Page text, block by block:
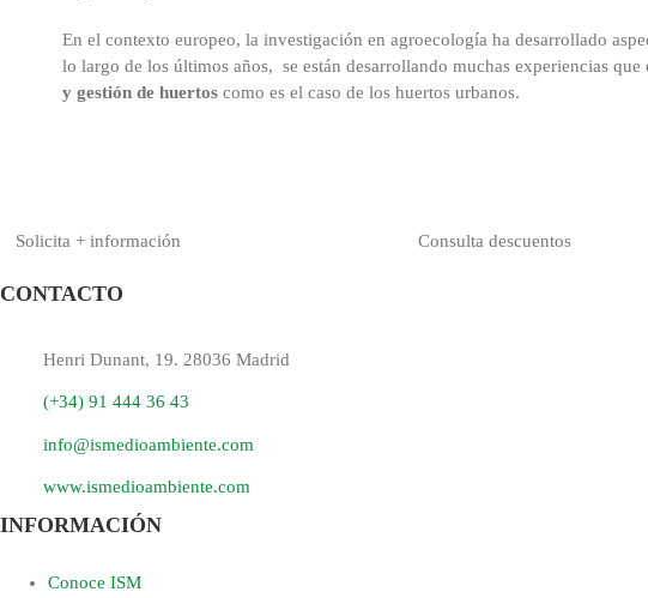
En el contexto europeo, la investigación en agroecología ha desarrollado
lo largo de los últimos años, se están desarrollando muchas experiencias
y gestión de huertos como es el caso de los huertos urbanos.
Solicita + información Consulta descuentos
CONTACTO
Henri Dunant, 19. 28036 Madrid
(+34) 91 444 36 43
info@ismedioambiente.com
www.ismedioambiente.com
INFORMACIÓN
Conoce ISM